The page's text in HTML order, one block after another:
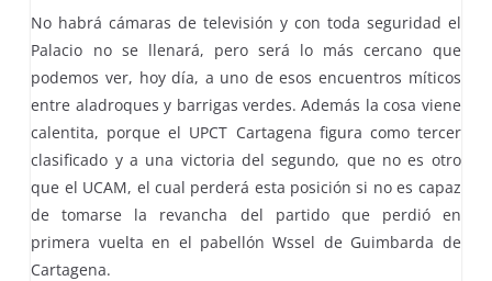
No habrá cámaras de televisión y con toda seguridad el
Palacio no se llenará, pero será lo más cercano que
podemos ver, hoy día, a uno de esos encuentros míticos
entre aladroques y barrigas verdes. Además la cosa viene
calentita, porque el UPCT Cartagena figura como tercer
clasificado y a una victoria del segundo, que no es otro
que el UCAM, el cual perderá esta posición si no es capaz
de tomarse la revancha del partido que perdió en
primera vuelta en el pabellón Wssel de Guimbarda de
Cartagena.